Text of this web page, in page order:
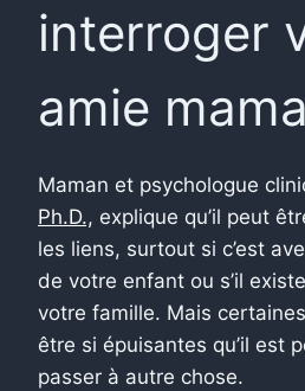
interroger
amie
Maman et psychologue
Ph.D., explique qu’il peut
les liens, surtout si c’est
de votre enfant ou s’il
votre famille. Mais
être si épuisantes qu’il est
passer à autre chose.